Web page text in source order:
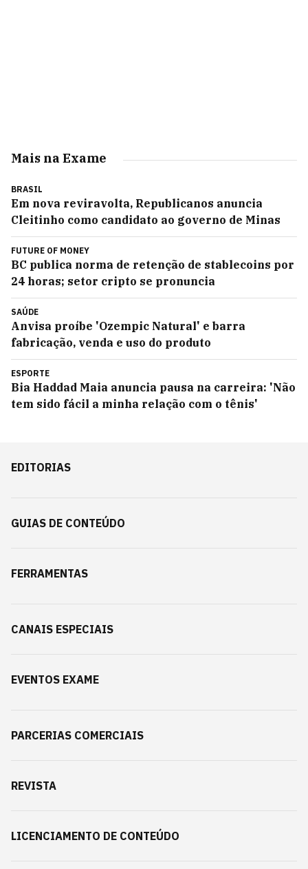
Mais na Exame
BRASIL
Em nova reviravolta, Republicanos anuncia
Cleitinho como candidato ao governo de Minas
FUTURE OF MONEY
BC publica norma de retenção de stablecoins por
24 horas; setor cripto se pronuncia
SAÚDE
Anvisa proíbe 'Ozempic Natural' e barra
fabricação, venda e uso do produto
ESPORTE
Bia Haddad Maia anuncia pausa na carreira: 'Não
tem sido fácil a minha relação com o tênis'
EDITORIAS
GUIAS DE CONTEÚDO
FERRAMENTAS
CANAIS ESPECIAIS
EVENTOS EXAME
PARCERIAS COMERCIAIS
REVISTA
LICENCIAMENTO DE CONTEÚDO